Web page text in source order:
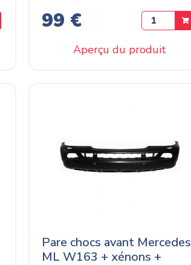
99 €
Aperçu du produit
Pare chocs avant Mercedes
ML W163 + xénons +